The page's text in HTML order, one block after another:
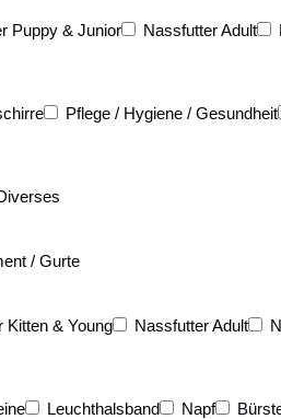
Puppy & Junior Nassfutter Adult
Pflege / Hygiene / Gesundheit
/ Gurte
Kitten & Young Nassfutter Adult
Leuchthalsband Napf